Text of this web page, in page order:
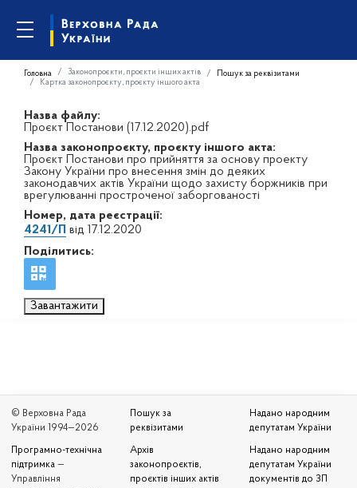
Головна Законопроєкти, проєкти інших актів
Пошук за реквізитами
Картка законопроєкту, проєкту іншого акта
Назва файлу:
Проєкт Постанови (17.12.2020).pdf
Назва законопроєкту, проєкту іншого акта:
Проєкт Постанови про прийняття за основу проекту
Закону України про внесення змін до деяких
законодавчих актів України щодо захисту боржників при
врегулюванні простроченої заборгованості
Номер, дата реєстрації:
4241/П від 17.12.2020
Поділитись:
Завантажити
© Верховна Рада
України 1994—2026
Програмно-технічна
підтримка —
Управління
Пошук за
реквізитами
Архів
законопроєктів,
проєктів інших актів
Надано народним
депутатам України
Надано народним
депутатам України
документів до ЗП